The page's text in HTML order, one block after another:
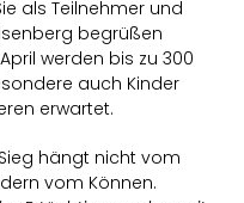
als Teilnehmer und
begrüßen
werden bis zu 300
auch Kinder
erwartet.
hängt nicht vom
vom Können.